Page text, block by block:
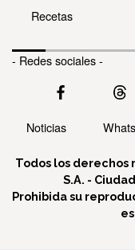
Recetas
- Redes sociales -
Noticias
Todos los derechos
S.A. -
Prohibida su